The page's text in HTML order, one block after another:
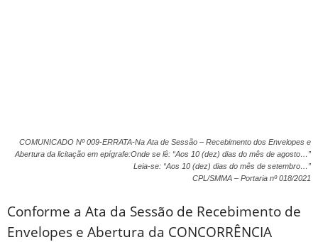
COMUNICADO Nº 009-ERRATA-Na Ata de Sessão – Recebimento dos Envelopes e
Abertura da licitação em epígrafe:Onde se lê: “Aos 10 (dez) dias do mês de agosto…”
Leia-se: “Aos 10 (dez) dias do mês de setembro…”
CPL/SMMA – Portaria nº 018/2021
Conforme a Ata da Sessão de Recebimento de
Envelopes e Abertura da CONCORRÊNCIA